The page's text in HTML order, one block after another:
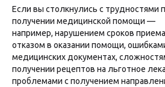
Если вы столкнулись с трудностями
получении медицинской помощи —
например, нарушением сроков
отказом в оказании помощи,
медицинских документах,
получении рецептов на льготное
проблемами с получением